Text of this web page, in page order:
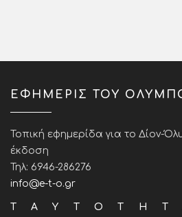
ΕΦΗΜΕΡΙΣ ΤΟΥ
Τοπική εφημερίδα για το Δίον-
έκδοση
Τηλ: 6946-286276
info@e-t-o.gr